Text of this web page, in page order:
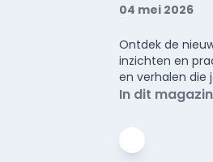
04 mei 2026
Ontdek de
inzichten en
en verhalen die
In dit